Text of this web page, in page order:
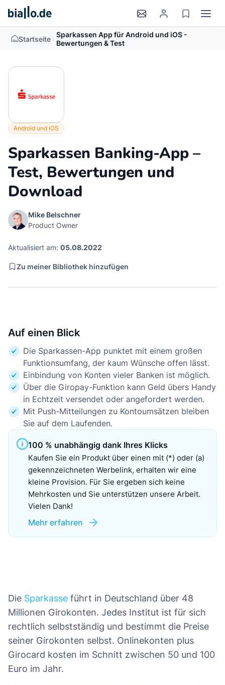
Startseite > Sparkassen App für Android und iOS -
Bewertungen & Test
Android und iOS
Sparkassen Banking-App –
Test, Bewertungen und
Download
Mike Belschner
Product Owner
Aktualisiert am: 05.08.2022
Zu meiner Bibliothek hinzufügen
Auf einen Blick
Die Sparkassen-App punktet mit einem großen
Funktionsumfang, der kaum Wünsche offen lässt.
Einbindung von Konten vieler Banken ist möglich.
Über die Giropay-Funktion kann Geld übers Handy
in Echtzeit versendet oder angefordert werden.
Mit Push-Mitteilungen zu Kontoumsätzen bleiben
Sie auf dem Laufenden.
100 % unabhängig dank Ihres Klicks
Kaufen Sie ein Produkt über einen mit (*) oder (a)
gekennzeichneten Werbelink, erhalten wir eine
kleine Provision. Für Sie ergeben sich keine
Mehrkosten und Sie unterstützen unsere Arbeit.
Vielen Dank!
Mehr erfahren
Die Sparkasse führt in Deutschland über 48
Millionen Girokonten. Jedes Institut ist für sich
rechtlich selbstständig und bestimmt die Preise
seiner Girokonten selbst. Onlinekonten plus
Girocard kosten im Schnitt zwischen 50 und 100
Euro im Jahr.